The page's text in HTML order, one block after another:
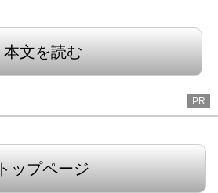
本文を読む
PR
トップページ